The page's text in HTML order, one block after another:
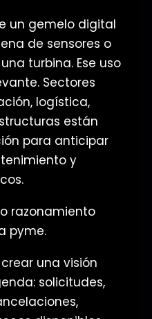
un gemelo digital
de sensores o
turbina. Ese uso
Sectores
logística,
están
para anticipar
y
razonamiento
pyme.
una visión
solicitudes,